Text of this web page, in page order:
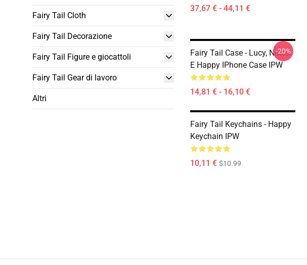
Fairy Tail Cloth
Fairy Tail Decorazione
Fairy Tail Figure e giocattoli
Fairy Tail Gear di lavoro
Altri
37,67 € - 44,11 €
Fairy Tail Case - Lucy, Natsu
E Happy IPhone Case IPW
14,81 € - 16,10 €
-20%
Fairy Tail Keychains - Happy
Keychain IPW
10,11 € $10.99